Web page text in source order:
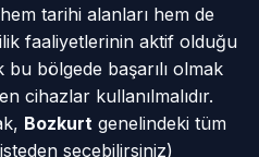
tarihi alanları hem de
faaliyetlerinin aktif olduğu
bölgede başarılı olmak
cihazlar kullanılmalıdır.
Bozkurt genelindeki tüm
seçebilirsiniz)